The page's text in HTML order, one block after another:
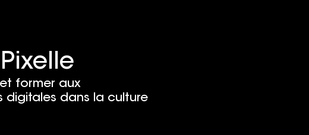
former aux
digitales dans la culture